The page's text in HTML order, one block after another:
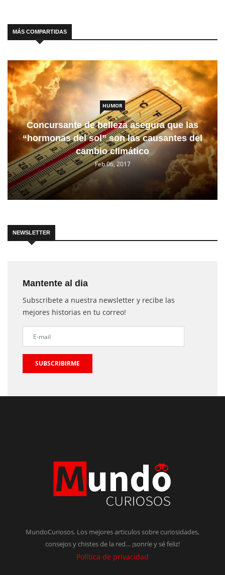
MÁS COMPARTIDAS
HUMOR
Concursante de belleza asegura que las
“hormonas del sol” son las causantes del
cambio climático
Feb 06, 2017
NEWSLETTER
Mantente al dia
Subscribete a nuestra newsletter y recibe las
mejores historias en tu correo!
SUBSCRIBIRME
MundoCuriosos. Los mejores articulos sobre curiosidades,
consejos y chistes de la red… ¡sonríe y sé feliz!
Política de privacidad